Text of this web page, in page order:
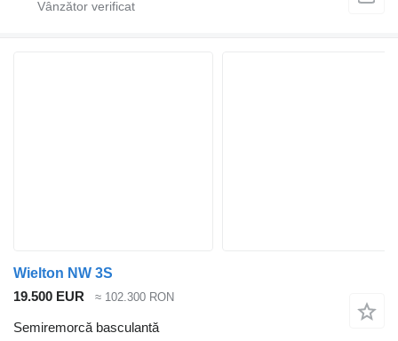
Wielton NW 3S
19.500 EUR
≈ 102.300 RON
Semiremorcă basculantă